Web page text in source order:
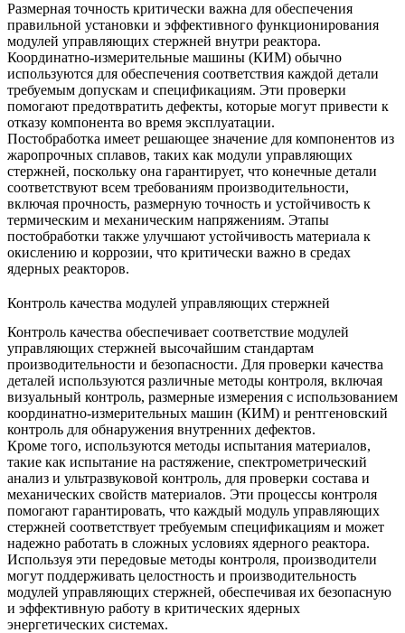
Размерная точность критически важна для обеспечения
правильной установки и эффективного функционирования
модулей управляющих стержней внутри реактора.
Координатно-измерительные машины (КИМ) обычно
используются для обеспечения соответствия каждой детали
требуемым допускам и спецификациям. Эти проверки
помогают предотвратить дефекты, которые могут привести к
отказу компонента во время эксплуатации.
Постобработка имеет решающее значение для компонентов из
жаропрочных сплавов, таких как модули управляющих
стержней, поскольку она гарантирует, что конечные детали
соответствуют всем требованиям производительности,
включая прочность, размерную точность и устойчивость к
термическим и механическим напряжениям. Этапы
постобработки также улучшают устойчивость материала к
окислению и коррозии, что критически важно в средах
ядерных реакторов.
Контроль качества модулей управляющих стержней
Контроль качества обеспечивает соответствие модулей
управляющих стержней высочайшим стандартам
производительности и безопасности. Для проверки качества
деталей используются различные методы контроля, включая
визуальный контроль, размерные измерения с использованием
координатно-измерительных машин (КИМ) и рентгеновский
контроль для обнаружения внутренних дефектов.
Кроме того, используются методы испытания материалов,
такие как испытание на растяжение, спектрометрический
анализ и ультразвуковой контроль, для проверки состава и
механических свойств материалов. Эти процессы контроля
помогают гарантировать, что каждый модуль управляющих
стержней соответствует требуемым спецификациям и может
надежно работать в сложных условиях ядерного реактора.
Используя эти передовые методы контроля, производители
могут поддерживать целостность и производительность
модулей управляющих стержней, обеспечивая их безопасную
и эффективную работу в критических ядерных
энергетических системах.